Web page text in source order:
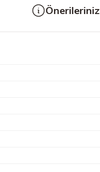
Önerileriniz